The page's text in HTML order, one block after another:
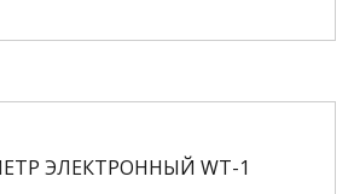
ЭЛЕКТРОННЫЙ WT-1